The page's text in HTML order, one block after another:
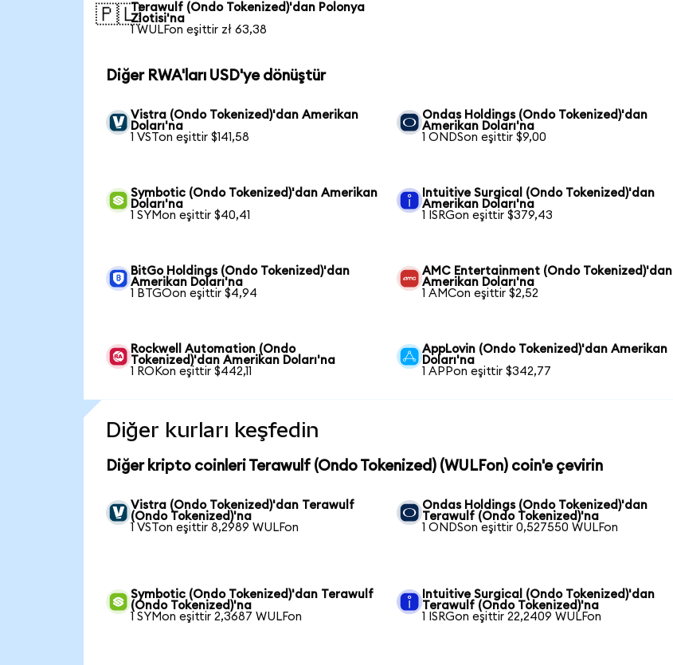
🇵🇱Terawulf (Ondo Tokenized)'dan Polonya
Zlotisi'na
1 WULFon eşittir zł 63,38
Diğer RWA'ları USD'ye dönüştür
Vistra (Ondo Tokenized)'dan Amerikan
Doları'na
1 VSTon eşittir $141,58
Ondas Holdings (Ondo Tokenized)'dan
Amerikan Doları'na
1 ONDSon eşittir $9,00
Symbotic (Ondo Tokenized)'dan Amerikan
Doları'na
1 SYMon eşittir $40,41
Intuitive Surgical (Ondo Tokenized)'dan
Amerikan Doları'na
1 ISRGon eşittir $379,43
BitGo Holdings (Ondo Tokenized)'dan
Amerikan Doları'na
1 BTGOon eşittir $4,94
AMC Entertainment (Ondo Tokenized)'dan
Amerikan Doları'na
1 AMCon eşittir $2,52
Rockwell Automation (Ondo
Tokenized)'dan Amerikan Doları'na
1 ROKon eşittir $442,11
AppLovin (Ondo Tokenized)'dan Amerikan
Doları'na
1 APPon eşittir $342,77
Diğer kurları keşfedin
Diğer kripto coinleri Terawulf (Ondo Tokenized) (WULFon) coin'e çevirin
Vistra (Ondo Tokenized)'dan Terawulf
(Ondo Tokenized)'na
1 VSTon eşittir 8,2989 WULFon
Ondas Holdings (Ondo Tokenized)'dan
Terawulf (Ondo Tokenized)'na
1 ONDSon eşittir 0,527550 WULFon
Symbotic (Ondo Tokenized)'dan Terawulf
(Ondo Tokenized)'na
1 SYMon eşittir 2,3687 WULFon
Intuitive Surgical (Ondo Tokenized)'dan
Terawulf (Ondo Tokenized)'na
1 ISRGon eşittir 22,2409 WULFon